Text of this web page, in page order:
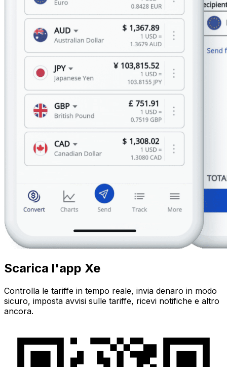
Scarica l'app Xe
Controlla le tariffe in tempo reale, invia denaro in modo
sicuro, imposta avvisi sulle tariffe, ricevi notifiche e altro
ancora.